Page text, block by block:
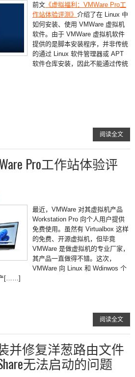
前文 《虚拟福利：VMWare Pro工
作站体验评测》 介绍了在 Linux 中
如何安装、使用 VMWare 虚拟机
软件。由于 VMWare 虚拟机软件
提供的是脚本安装程序，并非传统
的通过 Linux 软件管理器或 APT
软件仓库安装，因此不能通过传统
阅读全文
Pro工作站体验评
最近，VMWare 对其虚拟机产品
Workstation Pro 向个人用户提供
免费使用。虽然有 Virtualbox 这样
的免费、开源虚拟机，但毕竟
VMWare 是做虚拟机的专业厂家，
其产品一直做得不错。这次，
VMWare 向 Linux 和 Wdinwos 个
产[……]
阅读全文
并修复洋葱路由文件
无法启动的问题